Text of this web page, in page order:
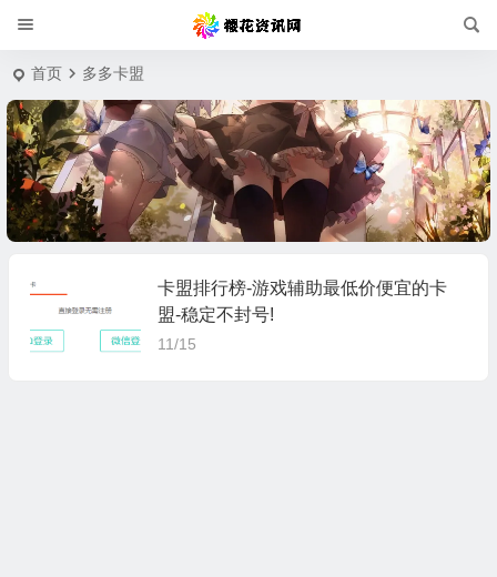
首页 多多卡盟
卡盟排行榜-游戏辅助最低价便宜的卡
盟-稳定不封号!
11/15